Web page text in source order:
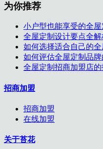
为你推荐
小户型也能享受的全
全屋定制设计要点全解
如何选择适合自己的全
如何评估全屋定制品牌
全屋定制招商加盟店
招商加盟
招商加盟
在线加盟
关于苔花